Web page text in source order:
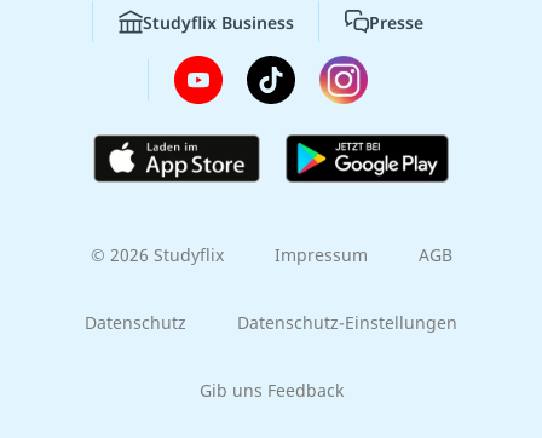
Studyflix Business Presse
© 2026 Studyflix Impressum AGB
Datenschutz Datenschutz-Einstellungen
Gib uns Feedback